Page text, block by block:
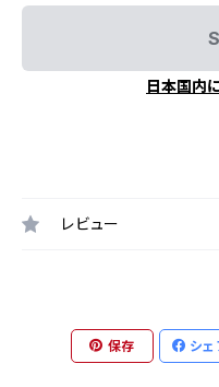
日本国内
レビュー
保存 シェ